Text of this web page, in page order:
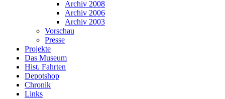
Archiv 2008
Archiv 2006
Archiv 2003
Vorschau
Presse
Projekte
Das Museum
Hist. Fahrten
Depotshop
Chronik
Links